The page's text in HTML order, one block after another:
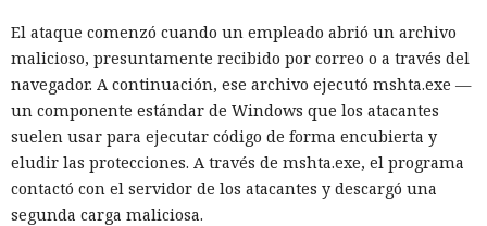
A veces la única manera de valorar de verdad la magnitud
de la amenaza es infiltrarse en el territorio del adversario;
eso fue lo que hizo el investigador griego Vangelis Stikas,
que durante casi dos años estudió desde dentro los
servidores de hackers norcoreanos. En ese tiempo averiguó
que las víctimas del grupo fueron 1640 empresas de 57
países, y alrededor de 700–800 de ellas resultaron
El ataque comenzó cuando un empleado abrió un archivo
malicioso, presuntamente recibido por correo o a través del
navegador. A continuación, ese archivo ejecutó mshta.exe —
un componente estándar de Windows que los atacantes
suelen usar para ejecutar código de forma encubierta y
eludir las protecciones. A través de mshta.exe, el programa
contactó con el servidor de los atacantes y descargó una
segunda carga maliciosa.